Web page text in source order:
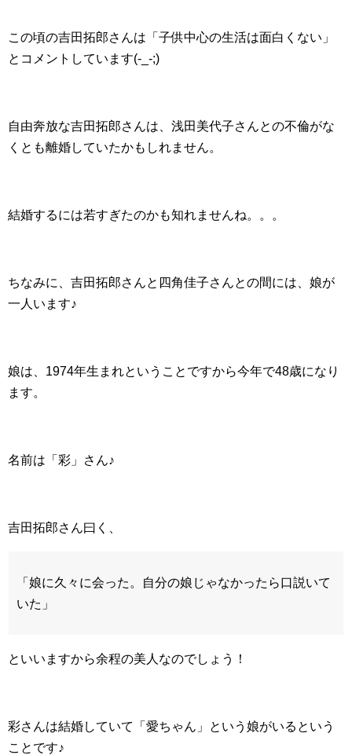
この頃の吉田拓郎さんは「子供中心の生活は面白くない」
とコメントしています(-_-;)
自由奔放な吉田拓郎さんは、浅田美代子さんとの不倫がな
くとも離婚していたかもしれません。
結婚するには若すぎたのかも知れませんね。。。
ちなみに、吉田拓郎さんと四角佳子さんとの間には、娘が
一人います♪
娘は、1974年生まれということですから今年で48歳になり
ます。
名前は「彩」さん♪
吉田拓郎さん曰く、
「娘に久々に会った。自分の娘じゃなかったら口説いて
いた」
といいますから余程の美人なのでしょう！
彩さんは結婚していて「愛ちゃん」という娘がいるという
ことです♪